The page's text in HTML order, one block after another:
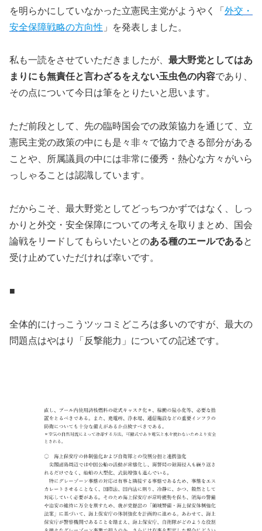
を明らかにしていなかった立憲民主党がようやく「 外交・
安全保障戦略の方向性 」を発表しました。
私も一読をさせていただきましたが、 最大野党としてはあ
まりにも無責任と言わざるをえない玉虫色の内容であり、
その点について今日は筆をとりたいと思います。
ただ前段として、先の臨時国会での政策協力を通じて、立
憲民主党の政策の中にも是々非々で協力できる部分がある
ことや、所属議員の中には非常に優秀・熱心な方々がいら
っしゃることは認識しています。
だからこそ、最大野党としてどっちつかずではなく、しっ
かりと外交・安全保障についての考えを取りまとめ、国会
論戦をリードしてもらいたいとのある種のエールであると
受け止めていただければ幸いです。
■
全体的にけっこうツッコミどころは多いのですが、最大の
問題点はやはり「反撃能力」についての記述です。